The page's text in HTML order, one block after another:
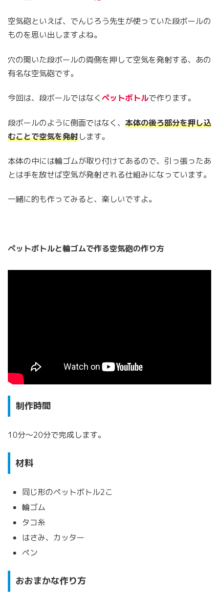
空気砲といえば、でんじろう先生が使っていた段ボールの
ものを思い出しますよね。
穴の開いた段ボールの両側を押して空気を発射する、あの
有名な空気砲です。
今回は、段ボールではなくペットボトルで作ります。
段ボールのように側面ではなく、 本体の後ろ部分を押し込
むことで空気を発射します。
本体の中には輪ゴムが取り付けてあるので、引っ張ったあ
とは手を放せば空気が発射される仕組みになっています。
一緒に的も作ってみると、楽しいですよ。
ペットボトルと輪ゴムで作る空気砲の作り方
制作時間
10分～20分で完成します。
材料
同じ形のペットボトル2こ
輪ゴム
タコ糸
はさみ、カッター
ペン
おおまかな作り方